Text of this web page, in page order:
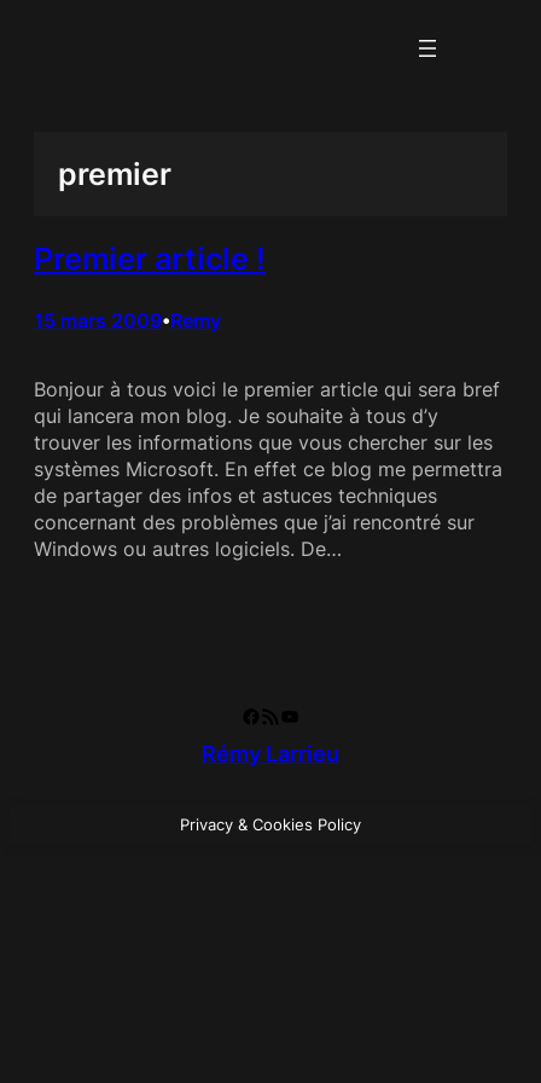
premier
Premier article !
15 mars 2009•Remy
Bonjour à tous voici le premier article qui sera bref
qui lancera mon blog. Je souhaite à tous d’y
trouver les informations que vous chercher sur les
systèmes Microsoft. En effet ce blog me permettra
de partager des infos et astuces techniques
concernant des problèmes que j’ai rencontré sur
Windows ou autres logiciels. De…
Rémy Larrieu
Privacy & Cookies Policy